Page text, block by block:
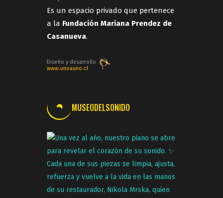
Es un espacio privado que pertenece
a la Fundación Mariana Prendez de
Casanueva.
Diseño y desarrollo
www.unoauno.cl
MUSEODELSONIDO